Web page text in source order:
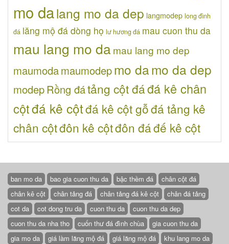
mo dalang mo da dep langmodep long đình
đá lăng mộ đá dòng họ lư hương đá mau cuon thu da
mau lang mo damau lang mo dep
maumodamaumodepmo damo da dep
modepRồng đátảng cột đáđá kê chân
cộtđá kê cộtđá kê cột gỗđá tảng kê
chân cộtđôn kê cộtđôn đáđế kê cột
ban mo da bao gia cuon thu da bậc thềm đá
chân cột đá
chân kê cột
chân tảng đá chân tảng đá kê cột
chân đá tảng
cot da
cot dong tru da cuon thu da
cuon thu da dep
cuon thu da nha tho
cuốn thư đá đình chùa
gia cuon thu da
gia mo da
giá làm lăng mộ đá giá lăng mộ đá
khu lang mo da